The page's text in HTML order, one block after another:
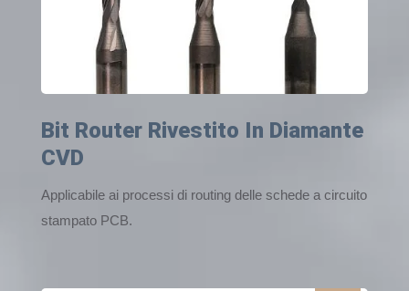
Bit Router Rivestito In Diamante
CVD
Applicabile ai processi di routing delle schede a circuito
stampato PCB.